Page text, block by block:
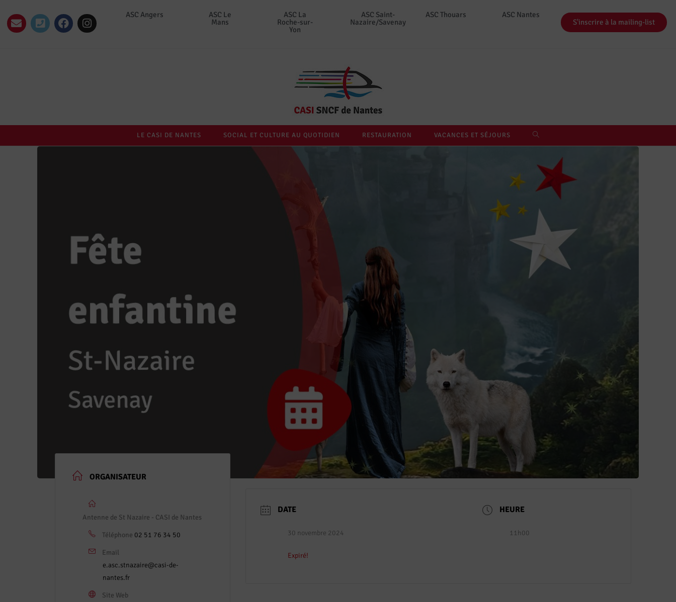
ASC Angers
ASC Le
Mans
ASC La
Roche-sur-
Yon
ASC Saint-
Nazaire/Savenay
ASC Thouars
ASC Nantes
S'inscrire à la mailing-list
LE CASI DE NANTES SOCIAL ET CULTURE AU QUOTIDIEN RESTAURATION VACANCES ET SÉJOURS
ORGANISATEUR
Antenne de St Nazaire - CASI de Nantes
Téléphone 02 51 76 34 50
Email
e.asc.stnazaire@casi-de-
nantes.fr
Site Web
DATE
30 novembre 2024
Expiré!
HEURE
11h00